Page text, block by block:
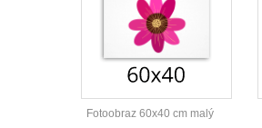
Fotoobraz 60x40 cm malý